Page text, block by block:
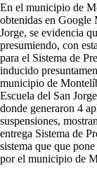
En el municipio de
obtenidas en Google
Jorge, se evidencia
presumiendo, con
para el Sistema de
inducido
municipio de
Escuela del San
donde generaron 4
suspensiones,
entrega Sistema de
sistema que que
por el municipio de